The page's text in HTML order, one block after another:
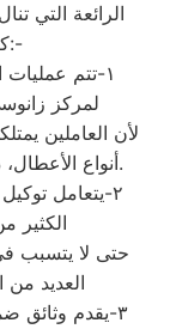
الرائعة التي
كبيرة للغاية، من أهمها الآتي:-
١-تتم عمليات
لمركز
لأن العاملين
أنواع الأعطال، ذلك دون أن يستغرقوا مدة زمنية طويلة.
٢-يتعامل
الكثير
حتى لا يتسبب
العديد من
٣-يقدم وثائق